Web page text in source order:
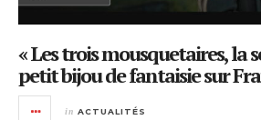
« Les trois mousquetaires, la
petit bijou de fantaisie sur
in ACTUALITÉS